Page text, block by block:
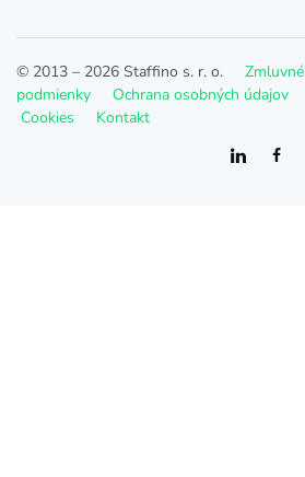
© 2013 – 2026 Staffino s. r. o. Zmluvné
podmienky
Ochrana osobných údajov
Cookies
Kontakt